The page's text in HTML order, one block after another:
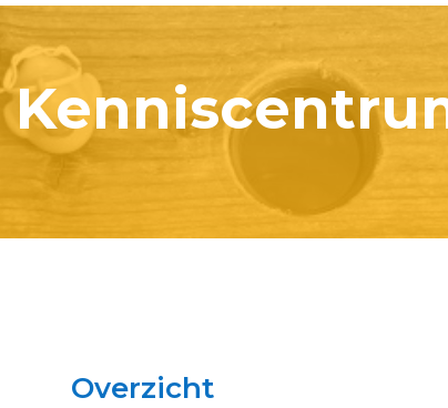
Overzicht